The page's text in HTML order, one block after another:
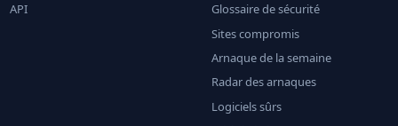
API
Glossaire de sécurité
Sites compromis
Arnaque de la semaine
Radar des arnaques
Logiciels sûrs